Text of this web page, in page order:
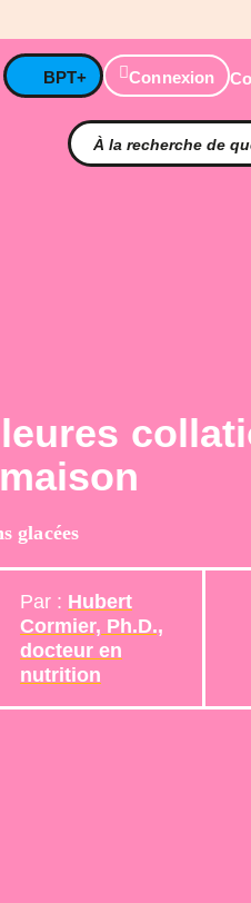
BPT+ Connexion
glacées
Par : Hubert
Cormier, Ph.D.,
docteur en
nutrition